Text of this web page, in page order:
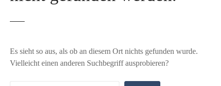
Es sieht so aus, als ob an diesem Ort nichts gefunden wurde.
Vielleicht einen anderen Suchbegriff ausprobieren?